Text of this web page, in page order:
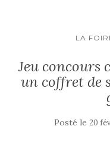
LA
Jeu concours
un coffret de
Posté le 20